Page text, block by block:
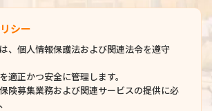
シー
、個人情報保護法および関連法令を遵守
適正かつ安全に管理します。
険募集業務および関連サービスの提供に必